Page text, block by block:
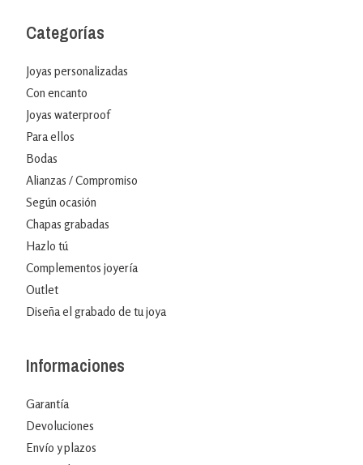
Categorías
Joyas personalizadas
Con encanto
Joyas waterproof
Para ellos
Bodas
Alianzas / Compromiso
Según ocasión
Chapas grabadas
Hazlo tú
Complementos joyería
Outlet
Diseña el grabado de tu joya
Informaciones
Garantía
Devoluciones
Envío y plazos